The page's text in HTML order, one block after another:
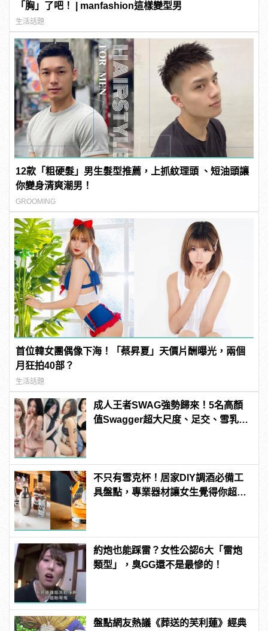
「胸」了吧！ | manfashion這樣變型男
生活話題
12款「粗硬髮」男生髮型推薦，上抓紋理頭 、短油頭讓
你變身清爽潮男！
GROOMING
首位韓女團偶像下海！「蔡昇夏」天價片酬曝光，兩個
月狂拍40部？
生活話題
成人王者SWAG強勢歸來！5名高顏
值Swagger超大尺度、足交、雪乳、
不只有雪克杯！居家DIY調酒必備工
具盤點，專業器材讓女生覺得你超
約炮也能踩雷？女性公認6大「雷炮
類型」，臭GG還不是最慘的！
盤點網友熱議《葬送的芙利蓮》經典